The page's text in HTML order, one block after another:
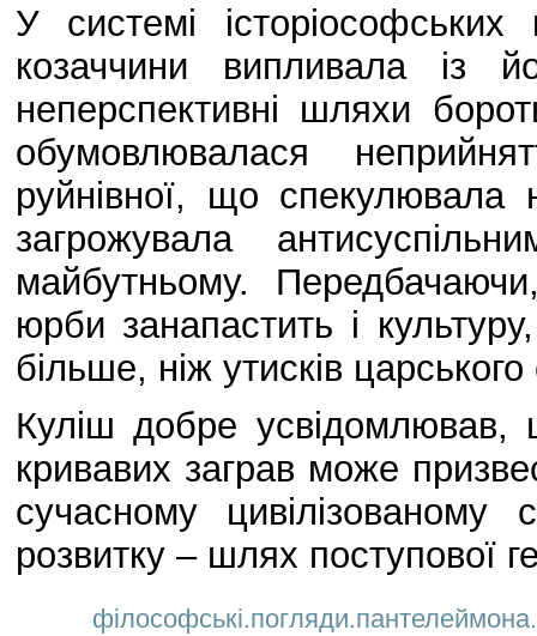
У системі
козаччини випливала із
неперспективні шляхи
обумовлювалася
руйнівної, що
загрожувала
майбутньому.
юрби занапастить і
більше, ніж утисків
Куліш добре усвідомлював,
кривавих заграв може
сучасному
розвитку – шлях поступової